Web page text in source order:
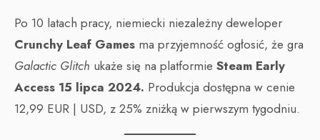
Po 10 latach pracy, niemiecki niezależny deweloper
Crunchy Leaf Games ma przyjemność ogłosić, że gra
Galactic Glitch ukaże się na platformie Steam Early
Access 15 lipca 2024. Produkcja dostępna w cenie
12,99 EUR | USD, z 25% zniżką w pierwszym tygodniu.